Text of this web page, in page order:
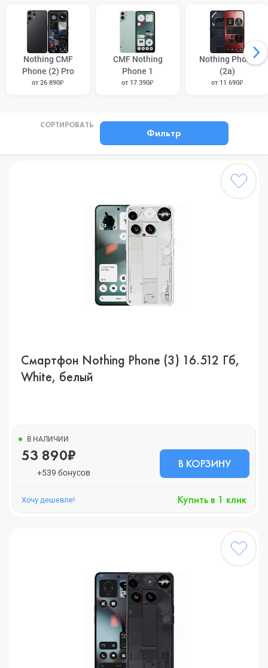
Nothing CMF
Phone (2) Pro
от 26 890₽
CMF Nothing
Phone 1
от 17 390₽
Nothing Phone
(2a)
от 11 690₽
СОРТИРОВАТЬ
Фильтр
Смартфон Nothing Phone (3) 16.512 Гб,
White, белый
В НАЛИЧИИ
53 890₽
+539 бонусов
В КОРЗИНУ
Хочу дешевле! Купить в 1 клик